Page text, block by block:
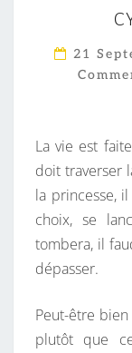
21
La vie est
doit traverser
la princesse,
choix, se
tombera, il
dépasser.
Peut-être
plutôt que